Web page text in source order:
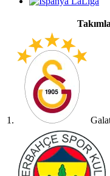
1.